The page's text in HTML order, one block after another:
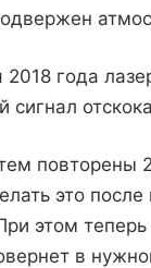
2018 года
повторены
это
этом
в